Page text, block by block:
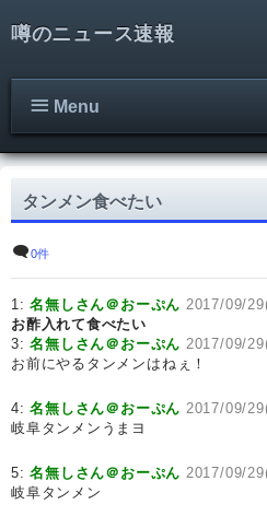
噂のニュース速報
Menu
タンメン食べたい
0件
1:名無しさん＠おーぷん 2017/09/
お酢入れて食べたい
3:名無しさん＠おーぷん 2017/09/
お前にやるタンメンはねぇ！
4:名無しさん＠おーぷん 2017/09/
岐阜タンメンうまヨ
5:名無しさん＠おーぷん 2017/09/
岐阜タンメン